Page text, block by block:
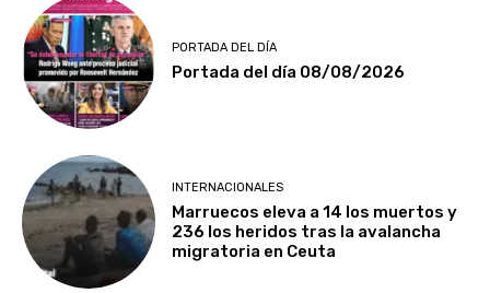
PORTADA DEL DÍA
Portada del día 08/08/2026
INTERNACIONALES
Marruecos eleva a 14 los muertos y
236 los heridos tras la avalancha
migratoria en Ceuta